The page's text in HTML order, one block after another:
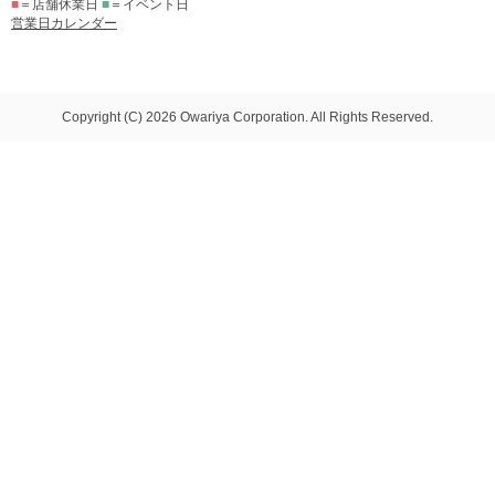
■ ＝店舗休業日 ■ ＝イベント日
営業日カレンダー
Copyright (C) 2026 Owariya Corporation. All Rights Reserved.